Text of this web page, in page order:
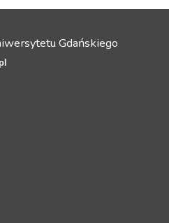
Gdańskiego